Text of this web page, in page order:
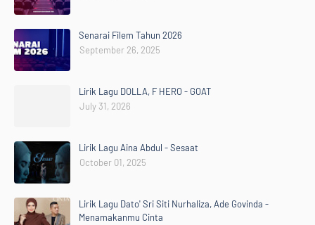
Senarai Filem Tahun 2026
September 26, 2025
Lirik Lagu DOLLA, F HERO - GOAT
July 31, 2026
Lirik Lagu Aina Abdul - Sesaat
October 01, 2025
Lirik Lagu Dato' Sri Siti Nurhaliza, Ade Govinda -
Menamakanmu Cinta